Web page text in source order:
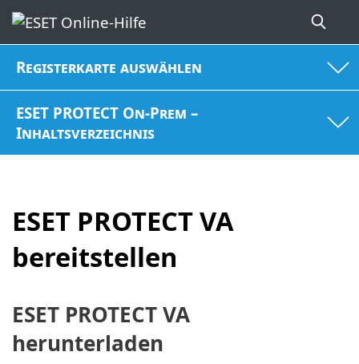
Registerkarte auswählen
ESET PROTECT On-Prem –
Inhaltsverzeichnis
ESET PROTECT VA
bereitstellen
ESET PROTECT VA
herunterladen